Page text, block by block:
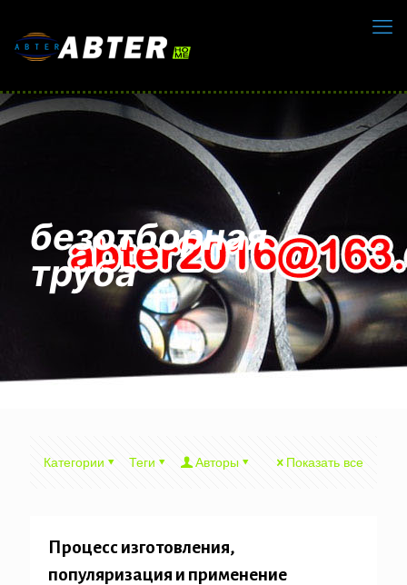
безотборная
труба
Категории Теги Авторы Показать все
Процесс изготовления,
популяризация и применение